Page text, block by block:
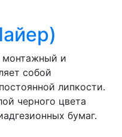
и
собой
липкости.
черного цвета
бумаг.